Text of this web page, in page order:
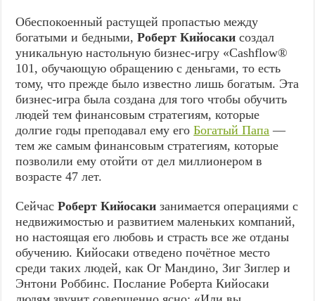
Обеспокоенный растущей пропастью между
богатыми и бедными,Роберт Кийосаки создал
уникальную настольную бизнес-игру «Cashflow®
101, обучающую обращению с деньгами, то есть
тому, что прежде было известно лишь богатым. Эта
бизнес-игра была создана для того чтобы обучить
людей тем финансовым стратегиям, которые
долгие годы преподавал ему егоБогатый Папа —
тем же самым финансовым стратегиям, которые
позволили ему отойти от дел миллионером в
возрасте 47 лет.
СейчасРоберт Кийосаки занимается операциями с
недвижимостью и развитием маленьких компаний,
но настоящая его любовь и страсть все же отданы
обучению. Кийосаки отведено почётное место
среди таких людей, как Ог Мандино, Зиг Зиглер и
Энтони Роббинс. Послание Роберта Кийосаки